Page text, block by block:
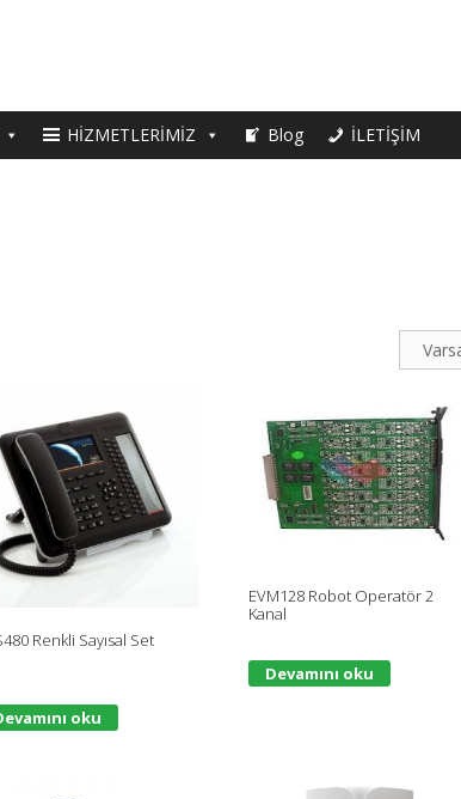
HİZMETLERİMİZ Blog İLETİŞİM
Renkli Sayısal Set
oku
EVM128 Robot Operatör 2
Kanal
Devamını oku